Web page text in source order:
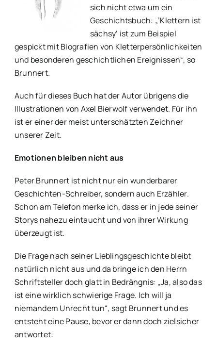
sich nicht etwa um ein
Geschichtsbuch: „’Klettern ist
sächsy‘ ist zum Beispiel
gespickt mit Biografien von Kletterpersönlichkeiten
und besonderen geschichtlichen Ereignissen“, so
Brunnert.
Auch für dieses Buch hat der Autor übrigens die
Illustrationen von Axel Bierwolf verwendet. Für ihn
ist er einer der meist unterschätzten Zeichner
unserer Zeit.
Emotionen bleiben nicht aus
Peter Brunnert ist nicht nur ein wunderbarer
Geschichten-Schreiber, sondern auch Erzähler.
Schon am Telefon merke ich, dass er in jede seiner
Storys nahezu eintaucht und von ihrer Wirkung
überzeugt ist.
Die Frage nach seiner Lieblingsgeschichte bleibt
natürlich nicht aus und da bringe ich den Herrn
Schriftsteller doch glatt in Bedrängnis: „Ja, also das
ist eine wirklich schwierige Frage. Ich will ja
niemandem Unrecht tun“, sagt Brunnert und es
entsteht eine Pause, bevor er dann doch zielsicher
antwortet: